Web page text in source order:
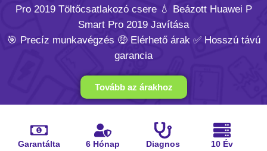
Pro 2019 Töltőcsatlakozó csere 💧 Beázott Huawei P
Smart Pro 2019 Javítása
🎯 Precíz munkavégzés 🤑 Elérhető árak ✅ Hosszú távú
garancia
Tovább az árakhoz
Garantálta
6 Hónap
Diagnos
10 Év